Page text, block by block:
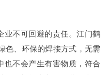
业不可回避的责任。江门鹤
色、环保的焊接方式，无需
也不会产生有害物质，符合